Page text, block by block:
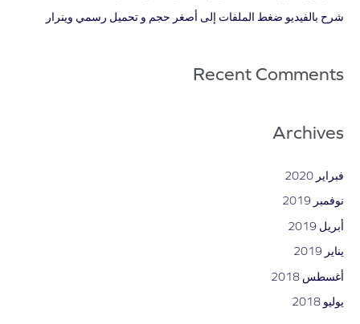
شرح بالفيديو ضغط الملفات إلى أصغر حجم و تحميل رسمي وينرار
Recent Comments
Archives
فبراير 2020
نوفمبر 2019
أبريل 2019
يناير 2019
أغسطس 2018
يوليو 2018